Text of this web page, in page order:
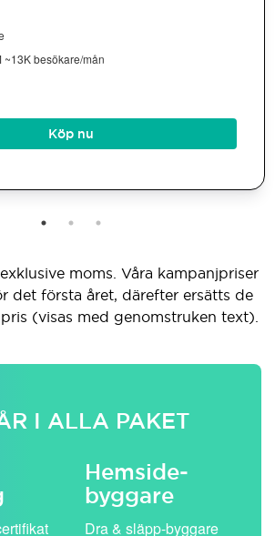
~13K besökare/mån
Köp nu
moms. Våra kampanjpriser
det första året, därefter ersätts de
(visas med genomstruken text).
I ALLA PAKET
Hemside­
byggare
Dra & släpp-byggare